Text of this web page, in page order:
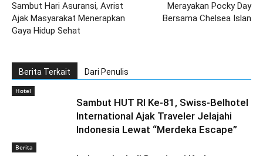
Sambut Hari Asuransi, Avrist
Ajak Masyarakat Menerapkan
Gaya Hidup Sehat
Merayakan Pocky Day
Bersama Chelsea Islan
Berita Terkait Dari Penulis
Hotel
Sambut HUT RI Ke-81, Swiss-Belhotel
International Ajak Traveler Jelajahi
Indonesia Lewat “Merdeka Escape”
Berita